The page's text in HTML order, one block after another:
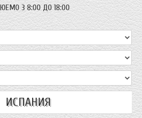
З 8:00 ДО 18:00
ИСПАНИЯ